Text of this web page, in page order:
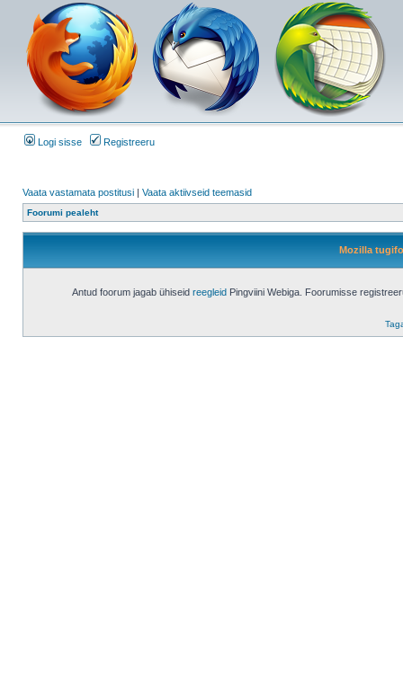
Logi sisse Registreeru
Vaata vastamata postitusi | Vaata aktiivseid teemasid
Foorumi pealeht
Mozilla
Antud foorum jagab ühiseid reegleid Pingviini Webiga. Foorumisse